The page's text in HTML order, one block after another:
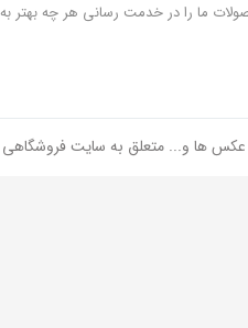
ما را در خدمت رسانی هر چه بهتر به
ها و... متعلق به سایت فروشگاهی